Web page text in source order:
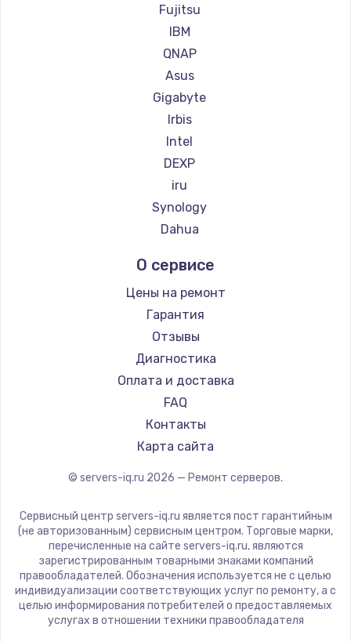
1760 руб.
Заказать
Fujitsu
IBM
QNAP
Asus
Gigabyte
Irbis
Intel
DEXP
iru
Synology
Dahua
О сервисе
Цены на ремонт
Гарантия
Отзывы
Диагностика
Оплата и доставка
FAQ
Контакты
Карта сайта
© servers-iq.ru 2026 — Ремонт серверов.
Сервисный центр servers-iq.ru является пост гарантийным
(не авторизованным) сервисным центром. Торговые марки,
перечисленные на сайте servers-iq.ru, являются
зарегистрированным товарными знаками компаний
правообладателей. Обозначения используется не с целью
индивидуализации соответствующих услуг по ремонту, а с
целью информирования потребителей о предоставляемых
услугах в отношении техники правообладателя